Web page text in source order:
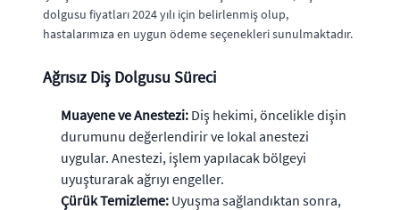
dolgusu fiyatları 2024 yılı için belirlenmiş olup,
hastalarımıza en uygun ödeme seçenekleri sunulmaktadır.
Ağrısız Diş Dolgusu Süreci
Muayene ve Anestezi: Diş hekimi, öncelikle dişin
durumunu değerlendirir ve lokal anestezi
uygular. Anestezi, işlem yapılacak bölgeyi
uyuşturarak ağrıyı engeller.
Çürük Temizleme: Uyuşma sağlandıktan sonra,